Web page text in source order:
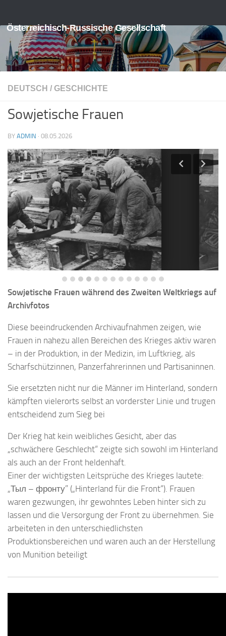
Österreichisch-Russische Gesellschaft
DEUTSCH / GESCHICHTE
Sowjetische Frauen
BY ADMIN · 08.05.2026
Sowjetische Frauen während des Zweiten Weltkriegs auf
Archivfotos
Diese beeindruckenden Archivaufnahmen zeigen, wie
Frauen in nahezu allen Bereichen des Krieges aktiv waren
– in der Produktion, in der Medizin, im Luftkrieg, als
Scharfschützinnen, Panzerfahrerinnen und Partisaninnen.
Sie ersetzten nicht nur die Männer im Hinterland, sondern
kämpften vielerorts selbst an vorderster Linie und trugen
entscheidend zum Sieg bei
Der Krieg hat kein weibliches Gesicht, aber das
„schwächere Geschlecht“ zeigte sich sowohl im Hinterland
als auch an der Front heldenhaft.
Einer der wichtigsten Leitsprüche des Krieges lautete:
„Тыл – фронту” („Hinterland für die Front“). Frauen
waren gezwungen, ihr gewohntes Leben hinter sich zu
lassen und die Versorgung der Front zu übernehmen. Sie
arbeiteten in den unterschiedlichsten
Produktionsbereichen und waren auch an der Herstellung
von Munition beteiligt